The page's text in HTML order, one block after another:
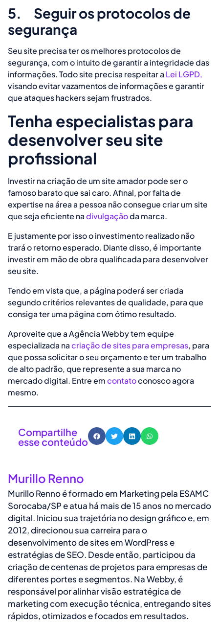
5.
Seguir os protocolos de
segurança
Seu site precisa ter os melhores protocolos de
segurança, com o intuito de garantir a integridade das
informações. Todo site precisa respeitar a Lei LGPD,
visando evitar vazamentos de informações e garantir
que ataques hackers sejam frustrados.
Tenha especialistas para
desenvolver seu site
profissional
Investir na criação de um site amador pode ser o
famoso barato que sai caro. Afinal, por falta de
expertise na área a pessoa não consegue criar um site
que seja eficiente nadivulgaçãoda marca.
E justamente por isso o investimento realizado não
trará o retorno esperado. Diante disso, é importante
investir em mão de obra qualificada para desenvolver
seu site.
Tendo em vista que, a página poderá ser criada
segundo critérios relevantes de qualidade, para que
consiga ter uma página com ótimo resultado.
Aproveite que a Agência Webby tem equipe
especializada nacriação de sites para empresas, para
que possa solicitar o seu orçamento e ter um trabalho
de alto padrão, que represente a sua marca no
mercado digital. Entre emcontatoconosco agora
mesmo.
Compartilhe
esse conteúdo
Murillo Renno
Murillo Renno é formado em Marketing pela ESAMC
Sorocaba/SP e atua há mais de 15 anos no mercado
digital. Iniciou sua trajetória no design gráfico e, em
2012, direcionou sua carreira para o
desenvolvimento de sites em WordPress e
estratégias de SEO. Desde então, participou da
criação de centenas de projetos para empresas de
diferentes portes e segmentos. Na Webby, é
responsável por alinhar visão estratégica de
marketing com execução técnica, entregando sites
rápidos, otimizados e focados em resultados.